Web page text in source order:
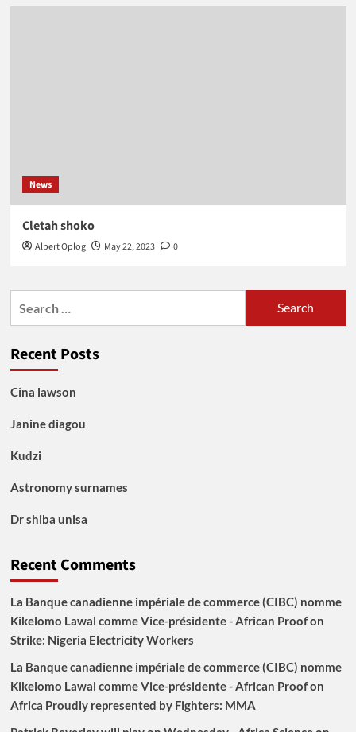
News
Cletah shoko
Albert Oplog May 22, 2023 0
Recent Posts
Cina lawson
Janine diagou
Kudzi
Astronomy surnames
Dr shiba unisa
Recent Comments
La Banque canadienne impériale de commerce (CIBC) nomme
Kikelomo Lawal comme Vice-présidente - African Proofon
Strike: Nigeria Electricity Workers
La Banque canadienne impériale de commerce (CIBC) nomme
Kikelomo Lawal comme Vice-présidente - African Proofon
Africa Proudly represented by Fighters: MMA